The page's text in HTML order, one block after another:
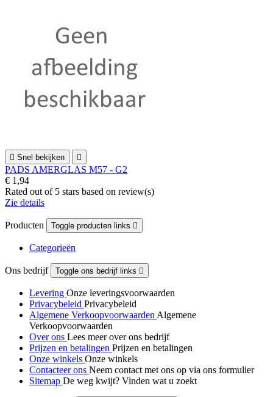
 Snel bekijken 
PADS AMERGLAS M57 - G2
€ 1,94
Rated out of 5 stars based on review(s)
Zie details
Producten Toggle producten links 
Categorieën
Ons bedrijf Toggle ons bedrijf links 
Levering Onze leveringsvoorwaarden
Privacybeleid Privacybeleid
Algemene Verkoopvoorwaarden Algemene
Verkoopvoorwaarden
Over ons Lees meer over ons bedrijf
Prijzen en betalingen Prijzen en betalingen
Onze winkels Onze winkels
Contacteer ons Neem contact met ons op via ons formulier
Sitemap De weg kwijt? Vinden wat u zoekt